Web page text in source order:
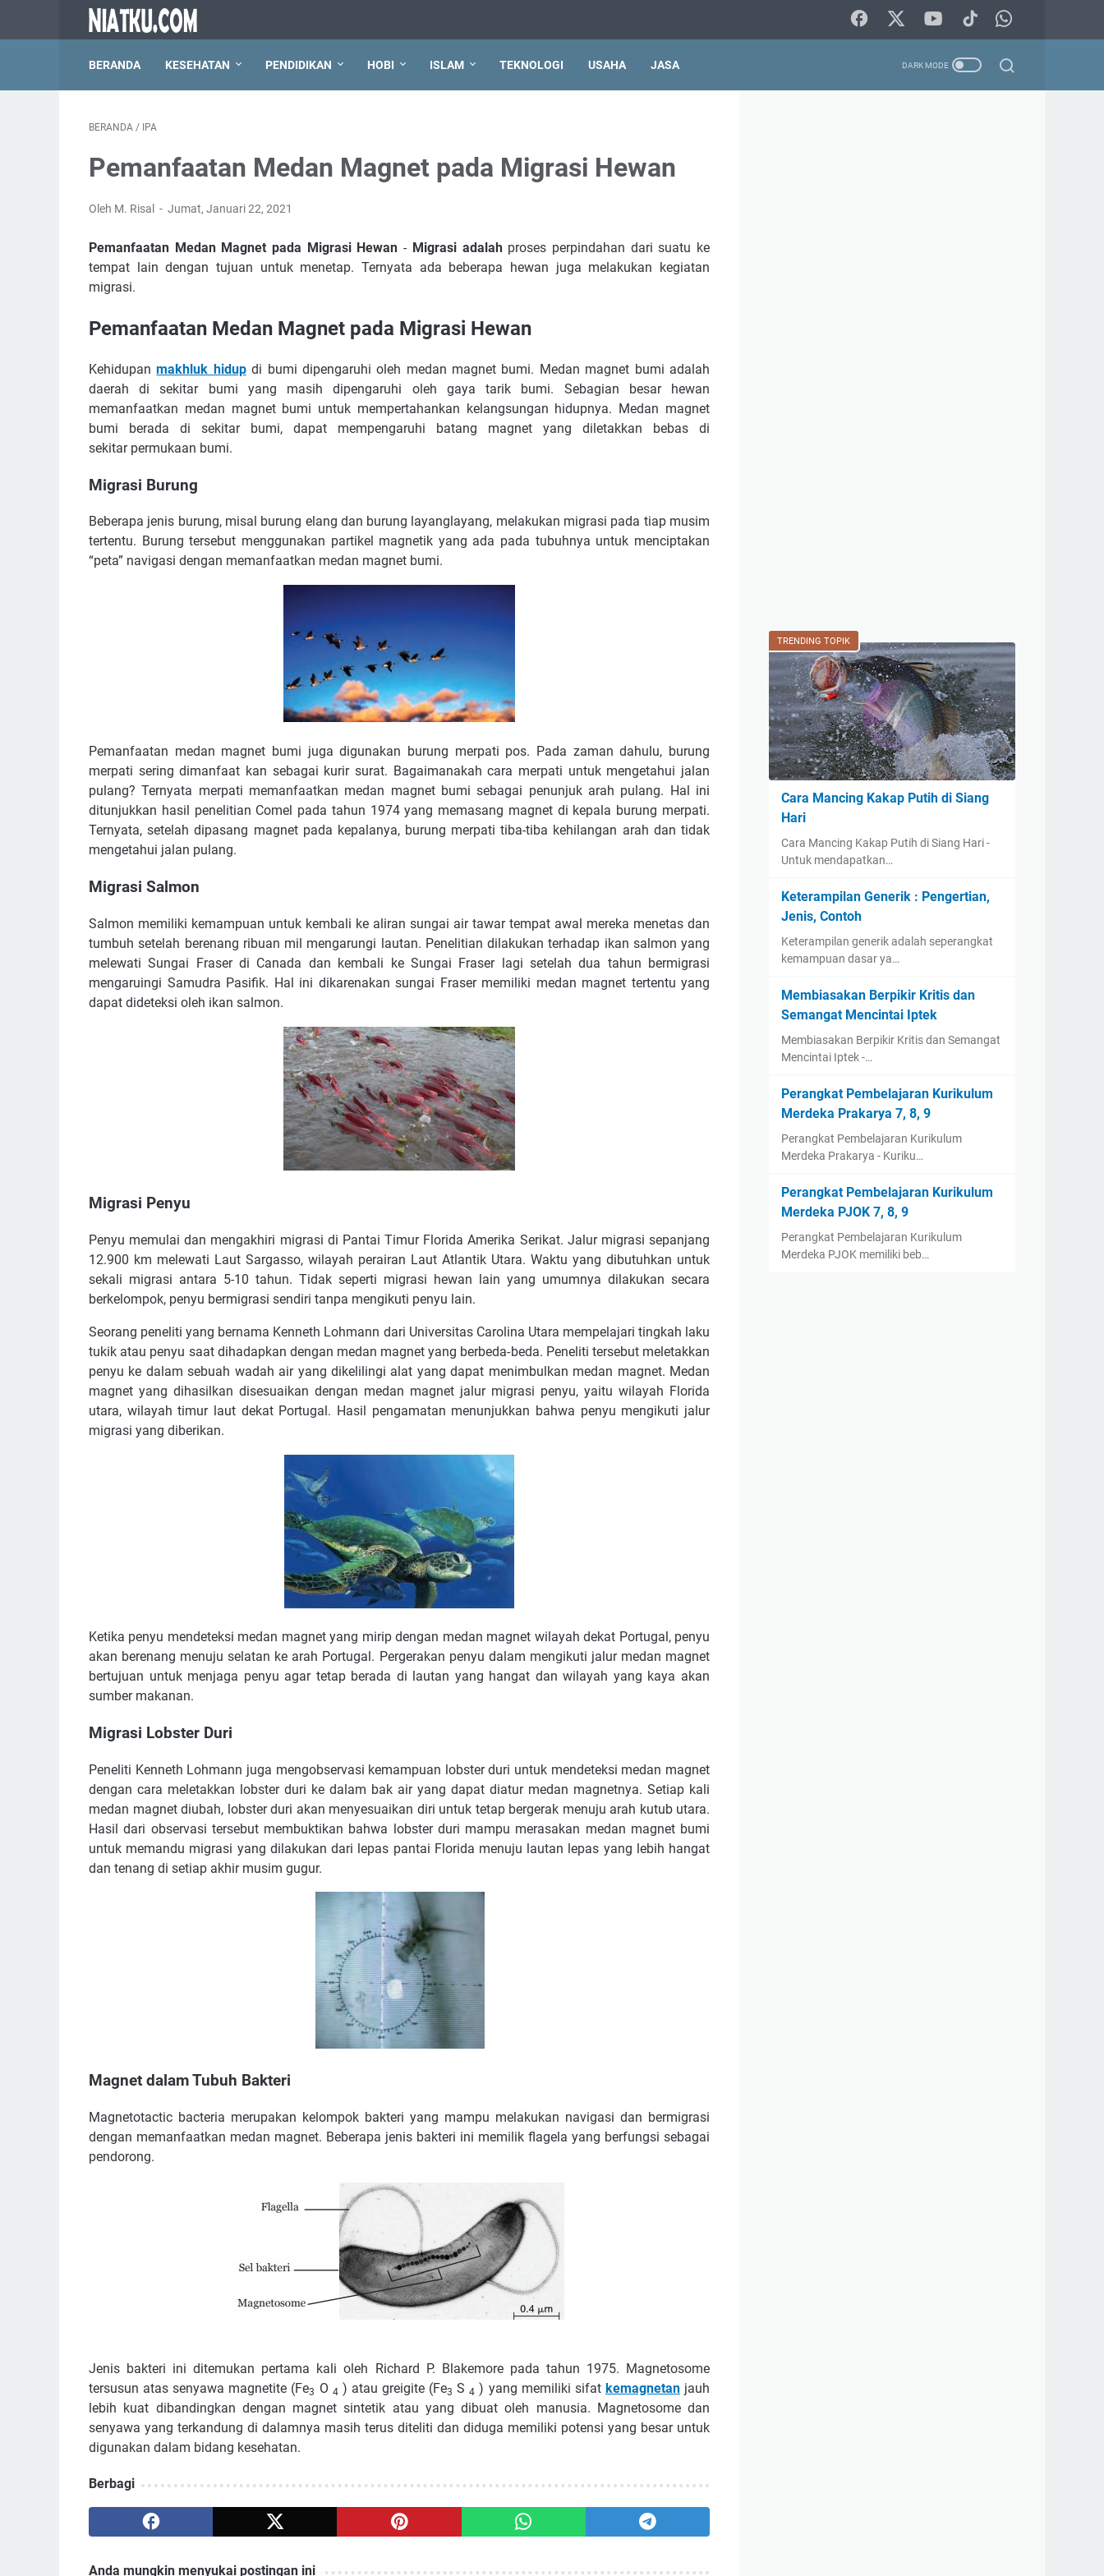
BERANDA KESEHATAN PENDIDIKAN HOBI ISLAM TEKNOLOGI USAHA JASA
BERANDA / IPA
Pemanfaatan Medan Magnet pada Migrasi Hewan
Oleh M. Risal Jumat, Januari 22, 2021
Pemanfaatan Medan Magnet pada Migrasi Hewan - Migrasi adalahproses perpindahan dari suatu ke
tempat lain dengan tujuan untuk menetap. Ternyata ada beberapa hewan juga melakukan kegiatan
migrasi.
Pemanfaatan Medan Magnet pada Migrasi Hewan
Kehidupanmakhluk hidupdi bumi dipengaruhi oleh medan magnet bumi. Medan magnet bumi adalah
daerah di sekitar bumi yang masih dipengaruhi oleh gaya tarik bumi. Sebagian besar hewan
memanfaatkan medan magnet bumi untuk mempertahankan kelangsungan hidupnya. Medan magnet
bumi berada di sekitar bumi, dapat mempengaruhi batang magnet yang diletakkan bebas di
sekitar permukaan bumi.
Migrasi Burung
Beberapa jenis burung, misal burung elang dan burung layanglayang, melakukan migrasi pada tiap musim
tertentu. Burung tersebut menggunakan partikel magnetik yang ada pada tubuhnya untuk menciptakan
“peta” navigasi dengan memanfaatkan medan magnet bumi.
Pemanfaatan medan magnet bumi juga digunakan burung merpati pos. Pada zaman dahulu, burung
merpati sering dimanfaat kan sebagai kurir surat. Bagaimanakah cara merpati untuk mengetahui jalan
pulang? Ternyata merpati memanfaatkan medan magnet bumi sebagai penunjuk arah pulang. Hal ini
ditunjukkan hasil penelitian Comel pada tahun 1974 yang memasang magnet di kepala burung merpati.
Ternyata, setelah dipasang magnet pada kepalanya, burung merpati tiba-tiba kehilangan arah dan tidak
mengetahui jalan pulang.
Migrasi Salmon
Salmon memiliki kemampuan untuk kembali ke aliran sungai air tawar tempat awal mereka menetas dan
tumbuh setelah berenang ribuan mil mengarungi lautan. Penelitian dilakukan terhadap ikan salmon yang
melewati Sungai Fraser di Canada dan kembali ke Sungai Fraser lagi setelah dua tahun bermigrasi
mengaruingi Samudra Pasifik. Hal ini dikarenakan sungai Fraser memiliki medan magnet tertentu yang
dapat dideteksi oleh ikan salmon.
Migrasi Penyu
Penyu memulai dan mengakhiri migrasi di Pantai Timur Florida Amerika Serikat. Jalur migrasi sepanjang
12.900 km melewati Laut Sargasso, wilayah perairan Laut Atlantik Utara. Waktu yang dibutuhkan untuk
sekali migrasi antara 5-10 tahun. Tidak seperti migrasi hewan lain yang umumnya dilakukan secara
berkelompok, penyu bermigrasi sendiri tanpa mengikuti penyu lain.
Seorang peneliti yang bernama Kenneth Lohmann dari Universitas Carolina Utara mempelajari tingkah laku
tukik atau penyu saat dihadapkan dengan medan magnet yang berbeda-beda. Peneliti tersebut meletakkan
penyu ke dalam sebuah wadah air yang dikelilingi alat yang dapat menimbulkan medan magnet. Medan
magnet yang dihasilkan disesuaikan dengan medan magnet jalur migrasi penyu, yaitu wilayah Florida
utara, wilayah timur laut dekat Portugal. Hasil pengamatan menunjukkan bahwa penyu mengikuti jalur
migrasi yang diberikan.
Ketika penyu mendeteksi medan magnet yang mirip dengan medan magnet wilayah dekat Portugal, penyu
akan berenang menuju selatan ke arah Portugal. Pergerakan penyu dalam mengikuti jalur medan magnet
bertujuan untuk menjaga penyu agar tetap berada di lautan yang hangat dan wilayah yang kaya akan
sumber makanan.
Migrasi Lobster Duri
Peneliti Kenneth Lohmann juga mengobservasi kemampuan lobster duri untuk mendeteksi medan magnet
dengan cara meletakkan lobster duri ke dalam bak air yang dapat diatur medan magnetnya. Setiap kali
medan magnet diubah, lobster duri akan menyesuaikan diri untuk tetap bergerak menuju arah kutub utara.
Hasil dari observasi tersebut membuktikan bahwa lobster duri mampu merasakan medan magnet bumi
untuk memandu migrasi yang dilakukan dari lepas pantai Florida menuju lautan lepas yang lebih hangat
dan tenang di setiap akhir musim gugur.
Magnet dalam Tubuh Bakteri
Magnetotactic bacteria merupakan kelompok bakteri yang mampu melakukan navigasi dan bermigrasi
dengan memanfaatkan medan magnet. Beberapa jenis bakteri ini memilik flagela yang berfungsi sebagai
pendorong.
Jenis bakteri ini ditemukan pertama kali oleh Richard P. Blakemore pada tahun 1975. Magnetosome
tersusun atas senyawa magnetite (Fe3 O 4 ) atau greigite (Fe3 S4 ) yang memiliki sifat kemagnetanjauh
lebih kuat dibandingkan dengan magnet sintetik atau yang dibuat oleh manusia. Magnetosome dan
senyawa yang terkandung di dalamnya masih terus diteliti dan diduga memiliki potensi yang besar untuk
digunakan dalam bidang kesehatan.
Berbagi
Anda mungkin menyukai postingan ini
TRENDING TOPIK
Cara Mancing Kakap Putih di Siang
Hari
Cara Mancing Kakap Putih di Siang Hari -
Untuk mendapatkan…
Keterampilan Generik : Pengertian,
Jenis, Contoh
Keterampilan generik adalah seperangkat
kemampuan dasar ya…
Membiasakan Berpikir Kritis dan
Semangat Mencintai Iptek
Membiasakan Berpikir Kritis dan Semangat
Mencintai Iptek -…
Perangkat Pembelajaran Kurikulum
Merdeka Prakarya 7, 8, 9
Perangkat Pembelajaran Kurikulum
Merdeka Prakarya - Kuriku…
Perangkat Pembelajaran Kurikulum
Merdeka PJOK 7, 8, 9
Perangkat Pembelajaran Kurikulum
Merdeka PJOK memiliki beb…